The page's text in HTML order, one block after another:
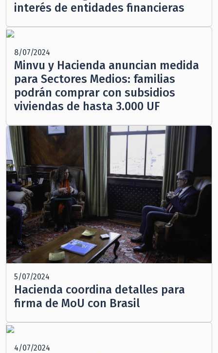
interés de entidades financieras
8/07/2024
Minvu y Hacienda anuncian medida
para Sectores Medios: familias
podrán comprar con subsidios
viviendas de hasta 3.000 UF
5/07/2024
Hacienda coordina detalles para
firma de MoU con Brasil
4/07/2024